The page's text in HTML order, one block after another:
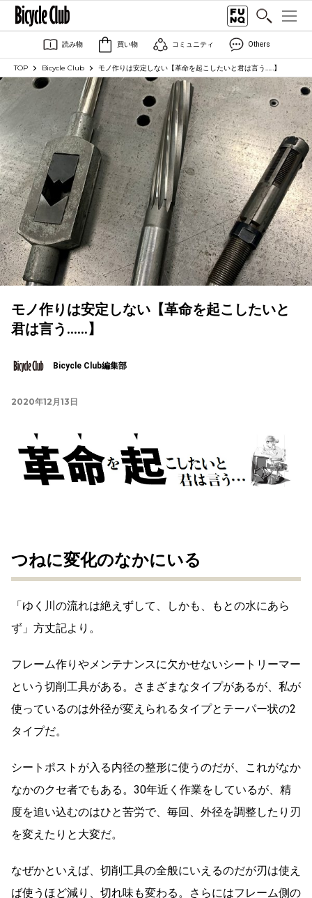
読み物 買い物 コミュニティ Others
TOP Bicycle Club モノ作りは安定しない【革命を起こしたいと君は言う……】
モノ作りは安定しない【革命を起こしたいと
君は言う……】
Bicycle Club編集部
2020年12月13日
つねに変化のなかにいる
「ゆく川の流れは絶えずして、しかも、もとの水にあら
ず」方丈記より。
フレーム作りやメンテナンスに欠かせないシートリーマー
という切削工具がある。さまざまなタイプがあるが、私が
使っているのは外径が変えられるタイプとテーパー状の2
タイプだ。
シートポストが入る内径の整形に使うのだが、これがなか
なかのクセ者でもある。30年近く作業をしているが、精
度を追い込むのはひと苦労で、毎回、外径を調整したり刃
を変えたりと大変だ。
なぜかといえば、切削工具の全般にいえるのだが刃は使え
ば使うほど減り、切れ味も変わる。さらにはフレーム側の